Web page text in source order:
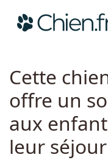
CHIEN.FR ACTUALITÉS
Cette
offre un
aux
leur